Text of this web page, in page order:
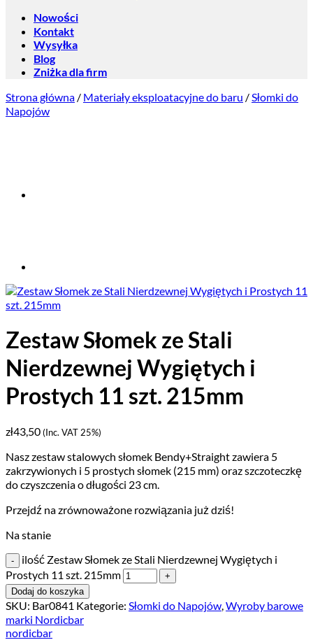
Nowości
Kontakt
Wysyłka
Blog
Zniżka dla firm
Strona główna / Materiały eksploatacyjne do baru /Słomki do
Napojów
Zestaw Słomek ze Stali
Nierdzewnej Wygiętych i
Prostych 11 szt. 215mm
zł43,50(Inc. VAT 25%)
Nasz zestaw stalowych słomek Bendy+Straight zawiera 5
zakrzywionych i 5 prostych słomek (215 mm) oraz szczoteczkę
do czyszczenia o długości 23 cm.
Przejdź na zrównoważone rozwiązania już dziś!
Na stanie
ilość Zestaw Słomek ze Stali Nierdzewnej Wygiętych i
Prostych 11 szt. 215mm
Dodaj do koszyka
SKU: Bar0841 Kategorie: Słomki do Napojów,Wyroby barowe
marki Nordicbar
nordicbar